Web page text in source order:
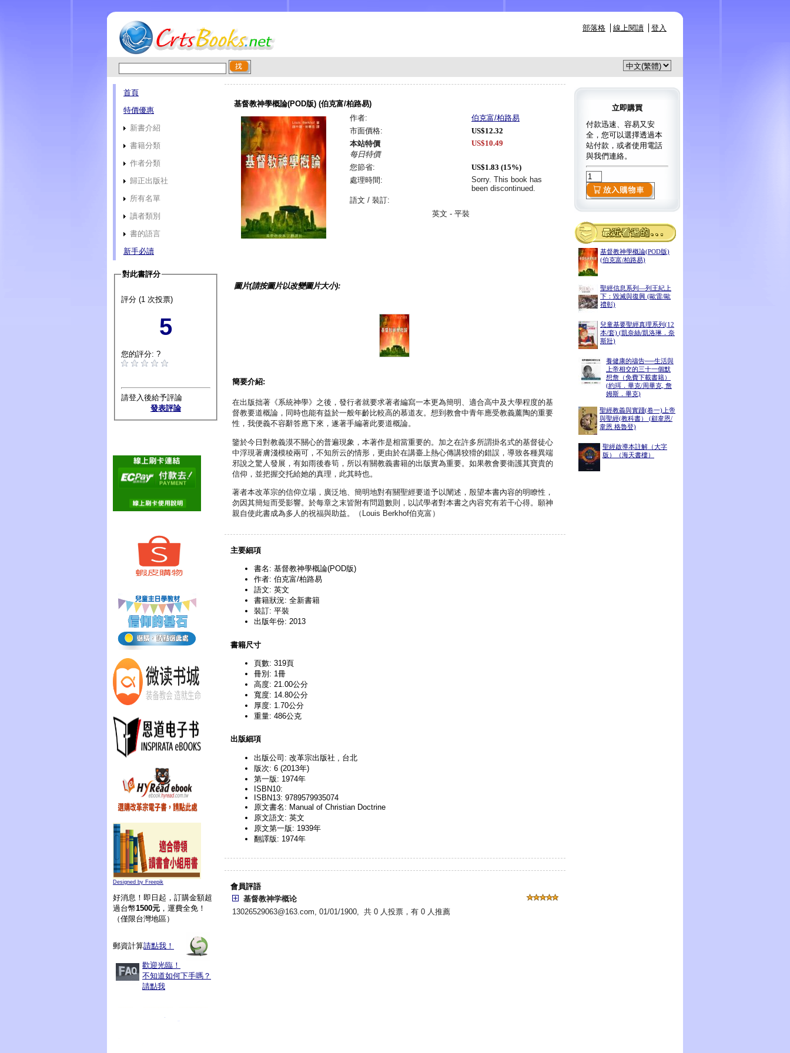
部落格 線上閱讀 登入
首頁
特價優惠
新書介紹
書籍分類
作者分類
歸正出版社
所有名單
讀者類別
書的語言
新手必讀
對此書評分
評分 (1 次投票)
5
您的評分: ?
請登入後給予評論
發表評論
Designed by Freepik
好消息！即日起，訂購金額超
過台幣1500元 ，運費全免！
（僅限台灣地區）
郵資計算請點我！
歡迎光臨！
不知道如何下手嗎？
請點我
立即購買
付款迅速、容易又安
全，您可以選擇透過本
站付款，或者使用電話
與我們連絡。
基督教神學概論(POD版)
(伯克富/柏路易)
聖經信息系列—列王紀上
下：毀滅與復興 (歐雷/歐
禮彰)
兒童基要聖經真理系列(12
本/套) (凱奈絲/凱洛琳．奈
斯壯)
養健康的禱告──生活與
上帝相交的三十一個默
想詹（免費下載書籍）
(約珥．畢克/周畢克, 詹
姆斯．畢克)
聖經教義與實踐(卷一)上帝
與聖經(教科書） (顧韋恩/
韋恩 格魯登)
聖經啟導本註解（大字
版）（海天書樓）
基督教神學概論(POD版) (伯克富/柏路易)
作者:
伯克富/柏路易
市面價格:
US$12.32
本站特價
每日特價
US$10.49
您節省:
US$1.83 (15%)
處理時間:
Sorry. This book has
been discontinued.
語文 / 裝訂:
英文 - 平裝
圖片(請按圖片以改變圖片大小):
簡要介紹:
在出版拙著《系統神學》之後，發行者就要求著者編寫一本更為簡明、適合高中及大學程度的基
督教要道概論，同時也能有益於一般年齡比較高的慕道友。想到教會中青年應受教義薰陶的重要
性，我便義不容辭答應下來，遂著手編著此要道概論。
鑒於今日對教義漠不關心的普遍現象，本著作是相當重要的。加之在許多所謂掛名式的基督徒心
中浮現著膚淺模稜兩可，不知所云的情形，更由於在講臺上熱心傳講狡猾的錯誤，導致各種異端
邪說之驚人發展，有如雨後春筍，所以有關教義書籍的出版實為重要。如果教會要衛護其寶貴的
信仰，並把握交托給她的真理，此其時也。
著者本改革宗的信仰立場，廣泛地、簡明地對有關聖經要道予以闡述，殷望本書內容的明瞭性，
勿因其簡短而受影響。於每章之末皆附有問題數則，以試學者對本書之內容究有若干心得。願神
親自使此書成為多人的祝福與助益。（Louis Berkhof伯克富）
主要細項
書名: 基督教神學概論(POD版)
作者: 伯克富/柏路易
語文: 英文
書籍狀況: 全新書籍
裝訂: 平裝
出版年份: 2013
書籍尺寸
頁數: 319頁
冊別: 1冊
高度: 21.00公分
寬度: 14.80公分
厚度: 1.70公分
重量: 486公克
出版細項
出版公司: 改革宗出版社 , 台北
版次: 6 (2013年)
第一版: 1974年
ISBN10:
ISBN13: 9789579935074
原文書名: Manual of Christian Doctrine
原文語文: 英文
原文第一版: 1939年
翻譯版: 1974年
會員評語
基督教神学概论
13026529063@163.com, 01/01/1900, 共 0 人投票，有 0 人推薦